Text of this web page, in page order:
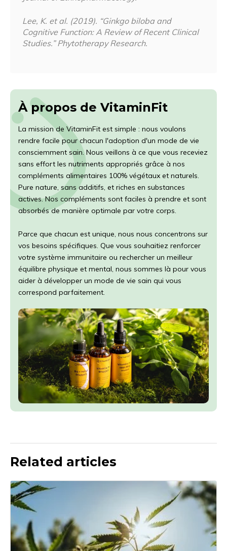
Lee, K. et al. (2019). “Ginkgo biloba and
Cognitive Function: A Review of Recent Clinical
Studies.”Phytotherapy Research.
À propos de VitaminFit
La mission de VitaminFit est simple : nous voulons
rendre facile pour chacun l'adoption d'un mode de vie
consciemment sain. Nous veillons à ce que vous receviez
sans effort les nutriments appropriés grâce à nos
compléments alimentaires 100% végétaux et naturels.
Pure nature, sans additifs, et riches en substances
actives. Nos compléments sont faciles à prendre et sont
absorbés de manière optimale par votre corps.
Parce que chacun est unique, nous nous concentrons sur
vos besoins spécifiques. Que vous souhaitiez renforcer
votre système immunitaire ou rechercher un meilleur
équilibre physique et mental, nous sommes là pour vous
aider à développer un mode de vie sain qui vous
correspond parfaitement.
Related articles